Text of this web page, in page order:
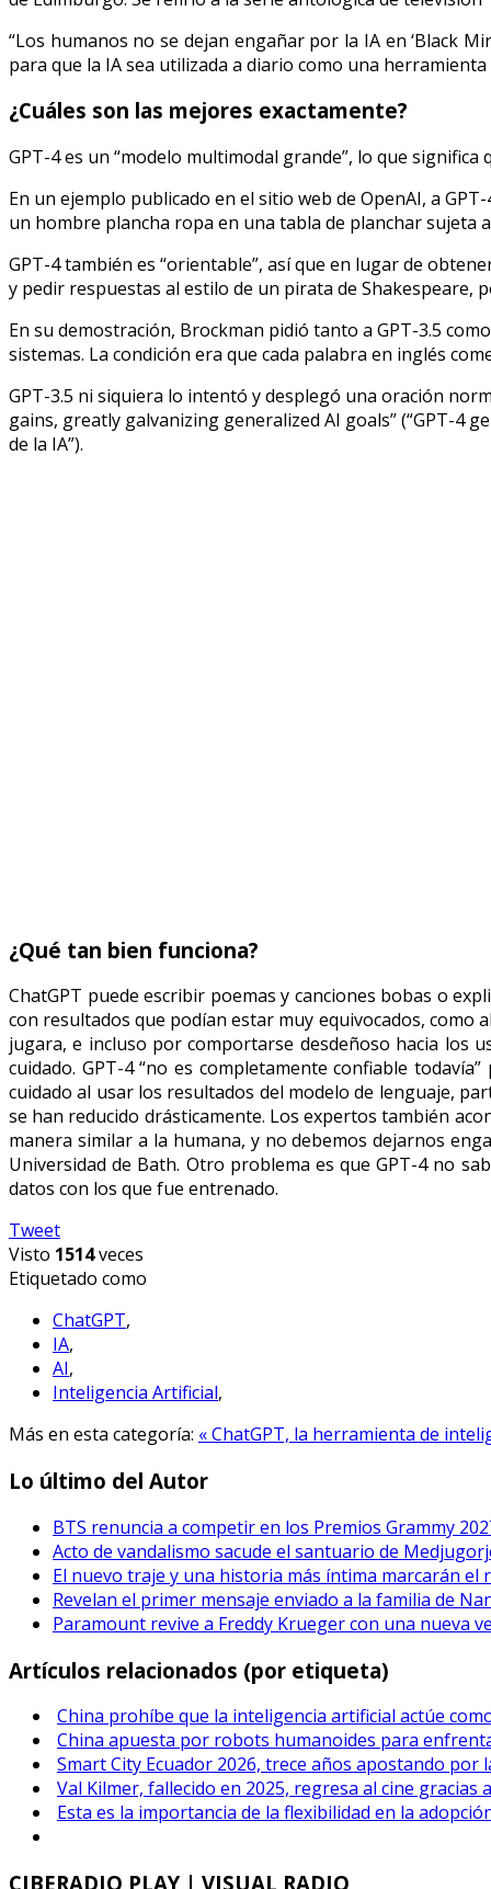
“Los humanos no se dejan engañar por la IA en ‘Black
para que la IA sea utilizada a diario como una herramienta
¿Cuáles son las mejores exactamente?
GPT-4 es un “modelo multimodal grande”, lo que
En un ejemplo publicado en el sitio web de OpenAI, a
un hombre plancha ropa en una tabla de planchar sujeta
GPT-4 también es “orientable”, así que en lugar de
y pedir respuestas al estilo de un pirata de Shakespeare,
En su demostración, Brockman pidió tanto a GPT-3.5
sistemas. La condición era que cada palabra en inglés
GPT-3.5 ni siquiera lo intentó y desplegó una oración
gains, greatly galvanizing generalized AI goals” (“GPT-4
de la IA”).
¿Qué tan bien funciona?
ChatGPT puede escribir poemas y canciones bobas o
con resultados que podían estar muy equivocados, como
jugara, e incluso por comportarse desdeñoso hacia los
cuidado. GPT-4 “no es completamente confiable
cuidado al usar los resultados del modelo de lenguaje,
se han reducido drásticamente. Los expertos también
manera similar a la humana, y no debemos dejarnos
Universidad de Bath. Otro problema es que GPT-4 no
datos con los que fue entrenado.
Tweet
Visto 1514veces
Etiquetado como
ChatGPT,
IA,
AI,
Inteligencia Artificial,
Más en esta categoría: « ChatGPT, la herramienta de
Lo último del Autor
BTS renuncia a competir en los Premios Grammy
Acto de vandalismo sacude el santuario de
El nuevo traje y una historia más íntima marcarán el
Revelan el primer mensaje enviado a la familia de
Paramount revive a Freddy Krueger con una nueva
Artículos relacionados (por etiqueta)
China prohíbe que la inteligencia artificial actúe
China apuesta por robots humanoides para
Smart City Ecuador 2026, trece años apostando por
Val Kilmer, fallecido en 2025, regresa al cine gracias
Esta es la importancia de la flexibilidad en la
CIBERADIO PLAY | VISUAL RADIO